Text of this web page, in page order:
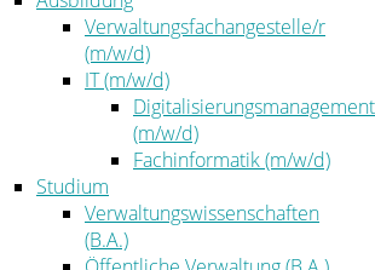
Der Landrat
Kommunalaufsicht
Zahlen, Daten, Fakten
Verwaltungsfachangestelle/r
(m/w/d)
IT (m/w/d)
Digitalisierungsmanagement
(m/w/d)
Fachinformatik (m/w/d)
Studium
Verwaltungswissenschaften
(B.A.)